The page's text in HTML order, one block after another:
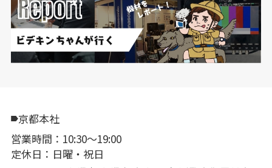
京都本社
営業時間：10:30〜19:00
定休日：日曜・祝日